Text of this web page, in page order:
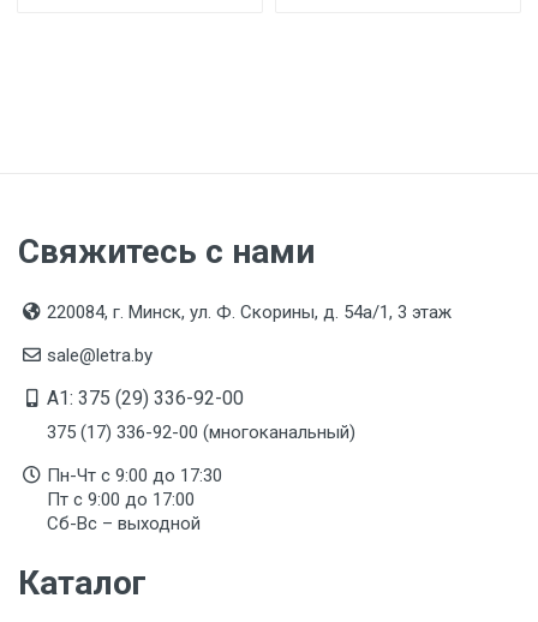
Свяжитесь с нами
220084, г. Минск, ул. Ф. Скорины, д. 54а/1, 3 этаж
sale@letra.by
A1: 375 (29) 336-92-00
375 (17) 336-92-00 (многоканальный)
Пн-Чт с 9:00 до 17:30
Пт с 9:00 до 17:00
Сб-Вс – выходной
Каталог